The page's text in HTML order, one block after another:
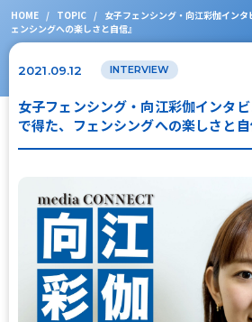
HOME / TOPIC / 女子フェンシング・向江彩伽イン
ェンシングへの楽しさと自信』
2021.09.12 INTERVIEW
女子フェンシング・向江彩伽インタ
で得た、フェンシングへの楽しさと自